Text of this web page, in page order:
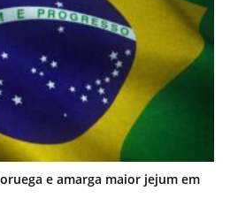
e amarga maior jejum em